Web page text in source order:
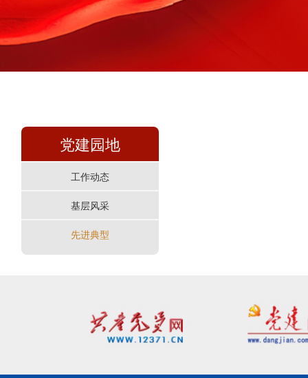
党建园地
工作动态
基层风采
先进典型